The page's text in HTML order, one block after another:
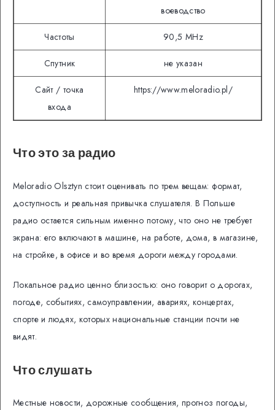
воеводство
Частоты 90,5 MHz
Спутник не указан
Сайт / точка
входа
https://www.meloradio.pl/
Что это за радио
Meloradio Olsztyn стоит оценивать по трем вещам: формат,
доступность и реальная привычка слушателя. В Польше
радио остается сильным именно потому, что оно не требует
экрана: его включают в машине, на работе, дома, в магазине,
на стройке, в офисе и во время дороги между городами.
Локальное радио ценно близостью: оно говорит о дорогах,
погоде, событиях, самоуправлении, авариях, концертах,
спорте и людях, которых национальные станции почти не
видят.
Что слушать
Местные новости, дорожные сообщения, прогноз погоды,